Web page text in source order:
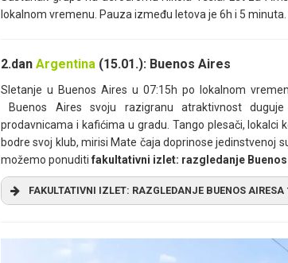
lokalnom vremenu. Pauza između letova je 6h i 5
2.dan Argentina (15.01.): Buenos Aires
Sletanje u Buenos Aires u 07:15h po lokalnom
Buenos Aires svoju razigranu atraktivnost
prodavnicama i kafićima u gradu. Tango plesači,
bodre svoj klub, mirisi Mate čaja doprinose jedinstvenoj
možemo ponuditi fakultativni izlet: razgledanje
FAKULTATIVNI IZLET: RAZGLEDANJE BUENOS AIRESA
prevodu s španskog znači “dobar vazduh”.
spajanjem dva trga, i smatra se mestom gde je